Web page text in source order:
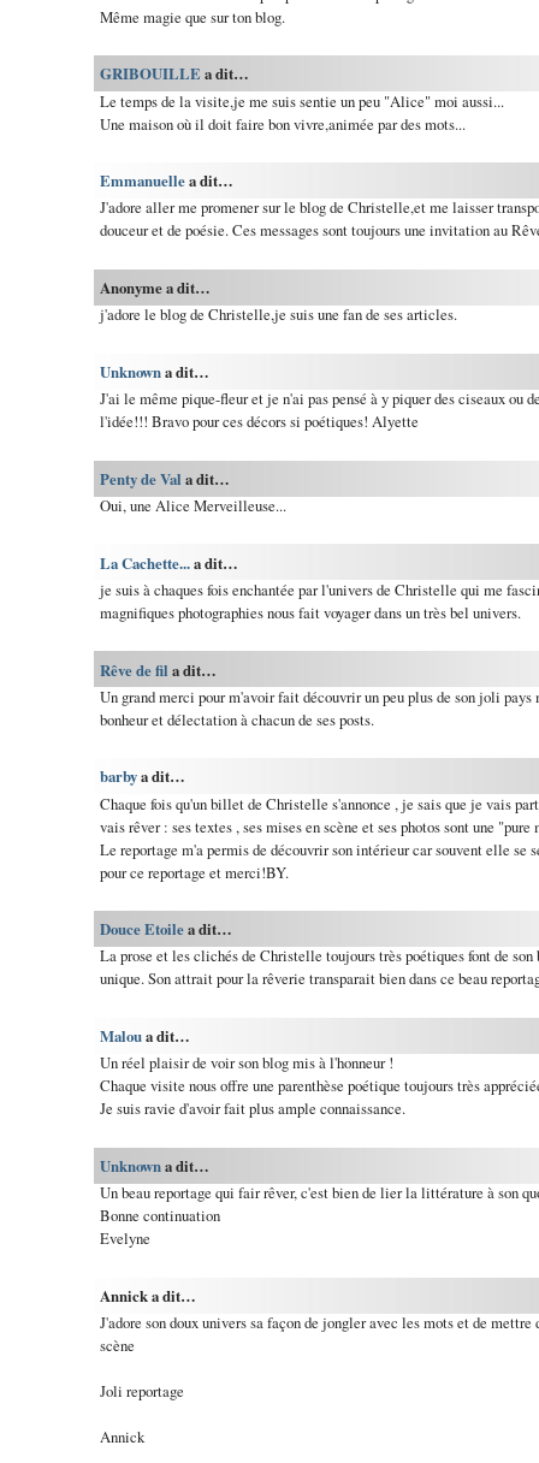
Même magie que sur ton blog.
GRIBOUILLE a dit…
Le temps de la visite,je me suis sentie un peu "Alice" moi aussi...
Une maison où il doit faire bon vivre,animée par des mots...
Emmanuellea dit…
J'adore aller me promener sur le blog de Christelle,et me laisser
douceur et de poésie. Ces messages sont toujours une invitation au
Anonyme a dit…
j'adore le blog de Christelle,je suis une fan de ses articles.
Unknowna dit…
J'ai le même pique-fleur et je n'ai pas pensé à y piquer des ciseaux ou
l'idée!!! Bravo pour ces décors si poétiques! Alyette
Penty de Val a dit…
Oui, une Alice Merveilleuse...
La Cachette...a dit…
je suis à chaques fois enchantée par l'univers de Christelle qui me
magnifiques photographies nous fait voyager dans un très bel univers.
Rêve de fil a dit…
Un grand merci pour m'avoir fait découvrir un peu plus de son joli
bonheur et délectation à chacun de ses posts.
barbya dit…
Chaque fois qu'un billet de Christelle s'annonce , je sais que je vais
vais rêver : ses textes , ses mises en scène et ses photos sont une
Le reportage m'a permis de découvrir son intérieur car souvent elle se
pour ce reportage et merci!BY.
Douce Etoilea dit…
La prose et les clichés de Christelle toujours très poétiques font de son
unique. Son attrait pour la rêverie transparait bien dans ce beau
Maloua dit…
Un réel plaisir de voir son blog mis à l'honneur !
Chaque visite nous offre une parenthèse poétique toujours très
Je suis ravie d'avoir fait plus ample connaissance.
Unknowna dit…
Un beau reportage qui fair rêver, c'est bien de lier la littérature à son
Bonne continuation
Evelyne
Annick a dit…
J'adore son doux univers sa façon de jongler avec les mots et de mettre
scène
Joli reportage
Annick